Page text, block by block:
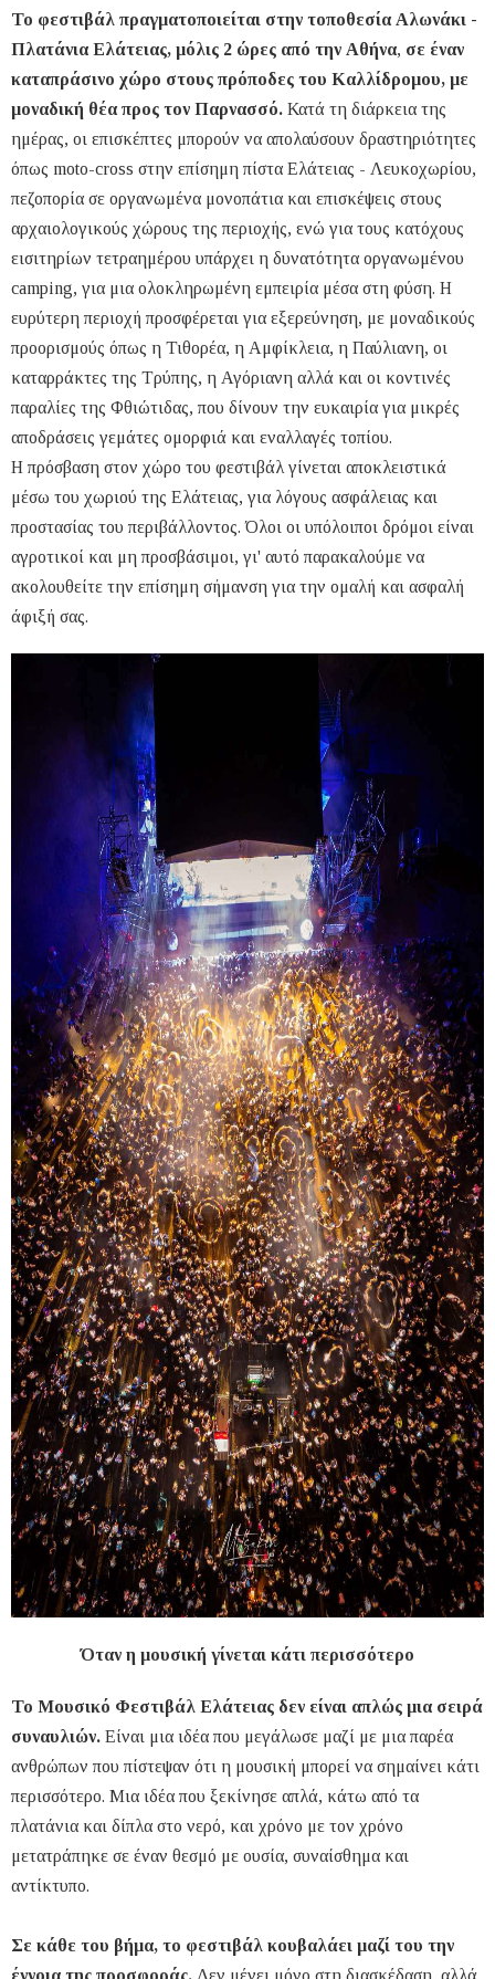
Το φεστιβάλ πραγματοποιείται στην τοποθεσία Αλωνάκι -
Πλατάνια Ελάτειας, μόλις 2 ώρες από την Αθήνα, σε έναν
καταπράσινο χώρο στους πρόποδες του Καλλίδρομου, με
μοναδική θέα προς τον Παρνασσό. Κατά τη διάρκεια της
ημέρας, οι επισκέπτες μπορούν να απολαύσουν δραστηριότητες
όπως moto-cross στην επίσημη πίστα Ελάτειας - Λευκοχωρίου,
πεζοπορία σε οργανωμένα μονοπάτια και επισκέψεις στους
αρχαιολογικούς χώρους της περιοχής, ενώ για τους κατόχους
εισιτηρίων τετραημέρου υπάρχει η δυνατότητα οργανωμένου
camping, για μια ολοκληρωμένη εμπειρία μέσα στη φύση. Η
ευρύτερη περιοχή προσφέρεται για εξερεύνηση, με μοναδικούς
προορισμούς όπως η Τιθορέα, η Αμφίκλεια, η Παύλιανη, οι
καταρράκτες της Τρύπης, η Αγόριανη αλλά και οι κοντινές
παραλίες της Φθιώτιδας, που δίνουν την ευκαιρία για μικρές
αποδράσεις γεμάτες ομορφιά και εναλλαγές τοπίου.
Η πρόσβαση στον χώρο του φεστιβάλ γίνεται αποκλειστικά
μέσω του χωριού της Ελάτειας, για λόγους ασφάλειας και
προστασίας του περιβάλλοντος. Όλοι οι υπόλοιποι δρόμοι είναι
αγροτικοί και μη προσβάσιμοι, γι' αυτό παρακαλούμε να
ακολουθείτε την επίσημη σήμανση για την ομαλή και ασφαλή
άφιξή σας.
Όταν η μουσική γίνεται κάτι περισσότερο
Το Μουσικό Φεστιβάλ Ελάτειας δεν είναι απλώς μια σειρά
συναυλιών. Είναι μια ιδέα που μεγάλωσε μαζί με μια παρέα
ανθρώπων που πίστεψαν ότι η μουσική μπορεί να σημαίνει κάτι
περισσότερο. Μια ιδέα που ξεκίνησε απλά, κάτω από τα
πλατάνια και δίπλα στο νερό, και χρόνο με τον χρόνο
μετατράπηκε σε έναν θεσμό με ουσία, συναίσθημα και
αντίκτυπο.
Σε κάθε του βήμα, το φεστιβάλ κουβαλάει μαζί του την
έννοια της προσφοράς. Δεν μένει μόνο στη διασκέδαση, αλλά